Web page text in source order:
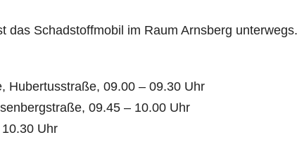
das Schadstoffmobil im Raum Arnsberg unterwegs.
Hubertusstraße, 09.00 – 09.30 Uhr
09.45 – 10.00 Uhr
Uhr